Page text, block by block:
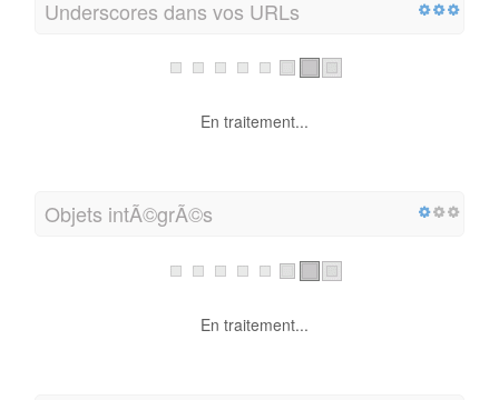
Underscores dans vos URLs
En traitement...
Objets intÃ©grÃ©s
En traitement...